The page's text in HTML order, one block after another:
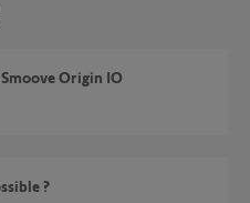
Smoove Origin IO
?